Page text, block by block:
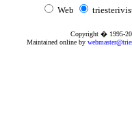
Web
Copyright � 1995-
Maintained online by